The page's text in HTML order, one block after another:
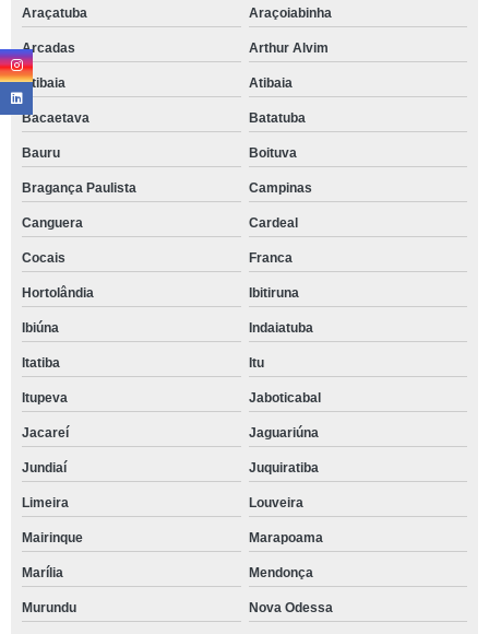
Araçatuba Araçoiabinha
Arcadas Arthur Alvim
Atibaia Atibaia
Bacaetava Batatuba
Bauru Boituva
Bragança Paulista Campinas
Canguera Cardeal
Cocais Franca
Hortolândia Ibitiruna
Ibiúna Indaiatuba
Itatiba Itu
Itupeva Jaboticabal
Jacareí Jaguariúna
Jundiaí Juquiratiba
Limeira Louveira
Mairinque Marapoama
Marília Mendonça
Murundu Nova Odessa